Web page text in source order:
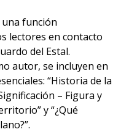
una función
lectores en contacto
del Estal.
autor, se incluyen en
“Historia de la
– Figura y
y “¿Qué